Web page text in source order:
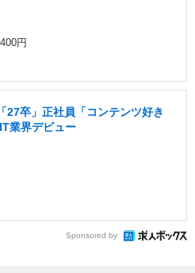
円
27卒」正社員「コンテンツ好き
業界デビュー
Sponsored by